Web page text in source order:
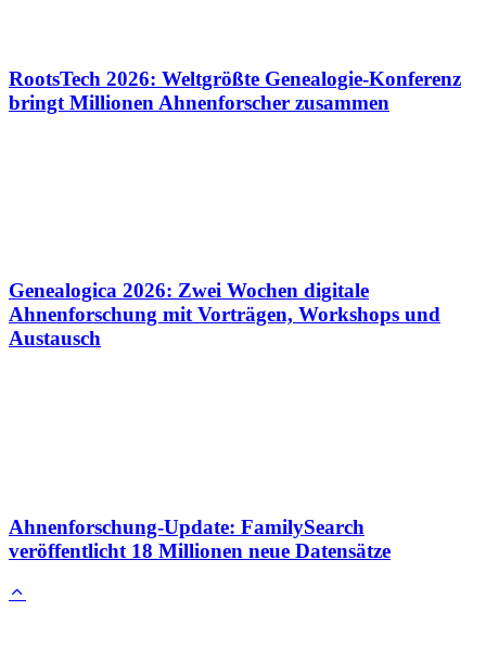
RootsTech 2026: Weltgrößte Genealogie-Konferenz
bringt Millionen Ahnenforscher zusammen
Genealogica 2026: Zwei Wochen digitale
Ahnenforschung mit Vorträgen, Workshops und
Austausch
Ahnenforschung-Update: FamilySearch
veröffentlicht 18 Millionen neue Datensätze